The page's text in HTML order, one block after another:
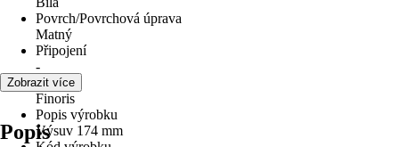
Povrch/Povrchová úprava
Matný
Připojení
-
Série
Finoris
Popis výrobku
Výsuv 174 mm
Zobrazit více
Popis